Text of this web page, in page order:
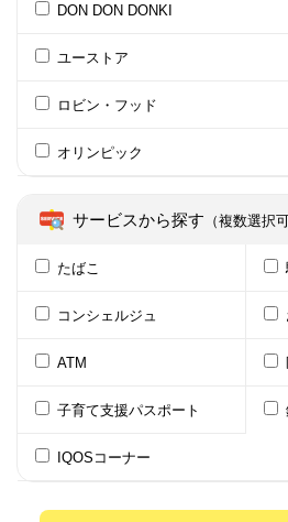
DON DON DONKI
ユーストア
ロビン・フッド
オリンピック
サービスから探す （複数選択可
たばこ
コンシェルジュ
ATM
子育て支援パスポート
IQOSコーナー